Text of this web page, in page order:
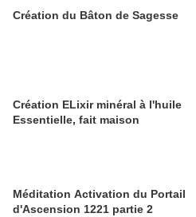
Création du Bâton de Sagesse
Création ELixir minéral à l'huile
Essentielle, fait maison
Méditation Activation du Portail
d'Ascension 1221 partie 2